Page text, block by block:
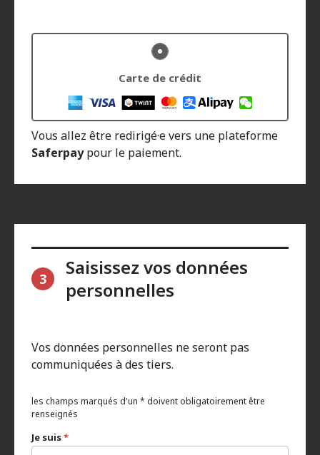
Carte de crédit
Vous allez être redirigé·e vers une plateforme
Saferpaypour le paiement.
3
Saisissez vos données
personnelles
Vos données personnelles ne seront pas
communiquées à des tiers.
les champs marqués d'un * doivent obligatoirement être
renseignés
Je suis*